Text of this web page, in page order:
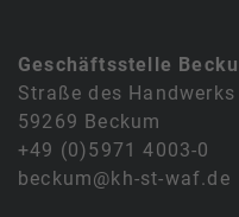
Geschäftsstelle
Straße des Handwerks
59269 Beckum
+49 (0)5971 4003-0
beckum@kh-st-waf.de